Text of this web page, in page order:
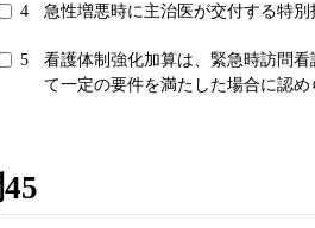
4 急性増悪時に主治医が交付する特
5
看護体制強化加算は、緊急時訪問
て一定の要件を満たした場合に認め